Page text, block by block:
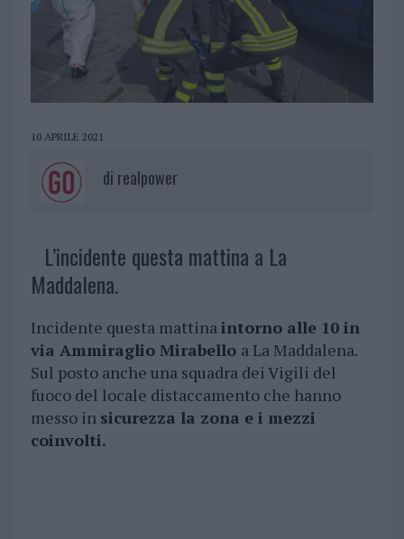
10 APRILE 2021
di realpower
L’incidente questa mattina a La
Maddalena.
Incidente questa mattinaintorno alle 10 in
via Ammiraglio Mirabello a La Maddalena.
Sul posto anche una squadra dei Vigili del
fuoco del locale distaccamento che hanno
messo in sicurezza la zona e i mezzi
coinvolti.